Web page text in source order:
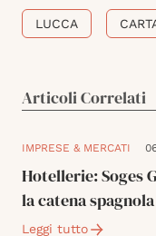
LUCCA
Articoli Correlati
IMPRESE & MERCATI
Hotellerie: Soges
la catena
Leggi tutto